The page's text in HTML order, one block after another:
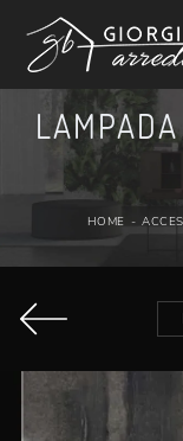
HOME -